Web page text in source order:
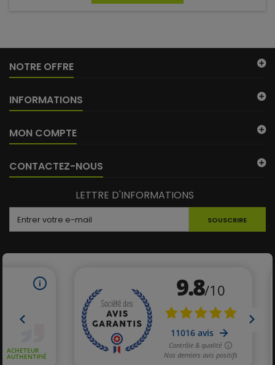
NOTRE OFFRE
INFORMATIONS
MON COMPTE
CONTACTEZ-NOUS
LETTRE D'INFORMATIONS
SOUSCRIRE